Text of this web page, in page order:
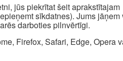
jūs piekrītat šeit aprakstītajam
sīkdatnes). Jums jāņem
darboties pilnvērtīgi.
Firefox, Safari, Edge, Opera